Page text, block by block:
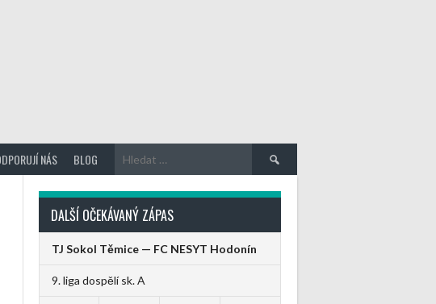
NÁS BLOG Vyhledávání
DALŠÍ OČEKÁVANÝ ZÁPAS
TJ Sokol Těmice — FC NESYT Hodonín
9. liga dospělí sk. A